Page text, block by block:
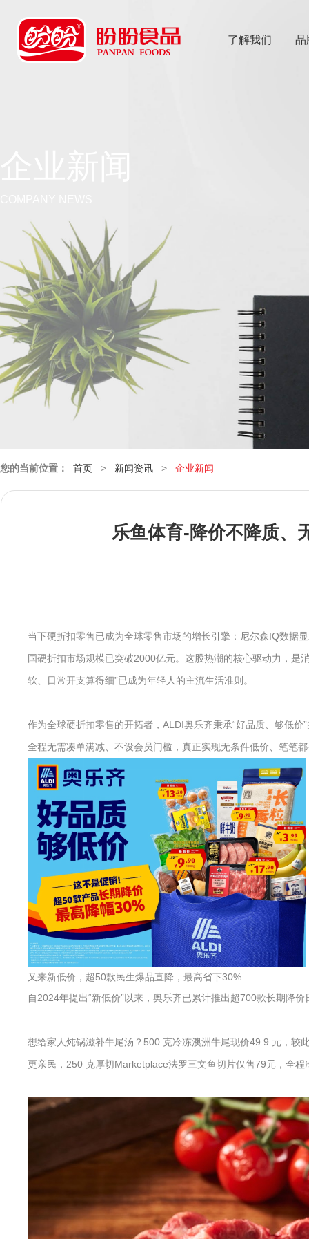
了解我们 品
您的当前位置： 首页 > 新闻资讯 > 企业新闻
乐鱼体育-降价不降质、
当下硬折扣零售已成为全球零售市场的增长引擎：尼尔森IQ数据
国硬折扣市场规模已突破2000亿元。这股热潮的核心驱动力，
软、日常开支算得细”已成为年轻人的主流生活准则。
作为全球硬折扣零售的开拓者，ALDI奥乐齐秉承“好品质、够低
全程无需凑单满减、不设会员门槛，真正实现无条件低价、笔笔
又来新低价，超50款民生爆品直降，最高省下30%
自2024年提出“新低价”以来，奥乐齐已累计推出超700款长期降
想给家人炖锅滋补牛尾汤？500 克冷冻澳洲牛尾现价49.9 元，较
更亲民，250 克厚切Marketplace法罗三文鱼切片仅售79元，全